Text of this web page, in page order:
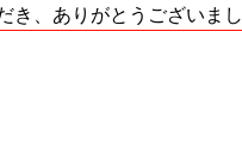
、ありがとうございまし